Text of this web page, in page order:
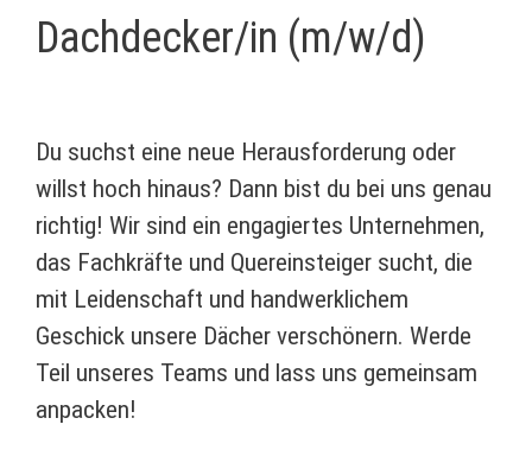
Dachdecker/in (m/w/d)
Du suchst eine neue Herausforderung oder
willst hoch hinaus? Dann bist du bei uns genau
richtig! Wir sind ein engagiertes Unternehmen,
das Fachkräfte und Quereinsteiger sucht, die
mit Leidenschaft und handwerklichem
Geschick unsere Dächer verschönern. Werde
Teil unseres Teams und lass uns gemeinsam
anpacken!